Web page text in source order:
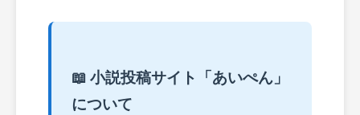
📖 小説投稿サイト「あいぺん」
について